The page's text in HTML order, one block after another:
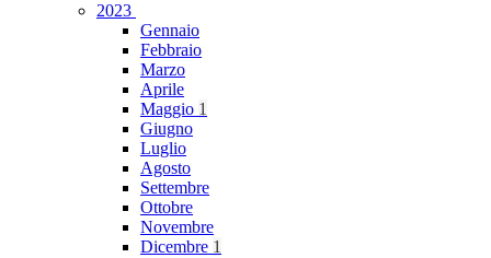
2023
Gennaio
Febbraio
Marzo
Aprile
Maggio 1
Giugno
Luglio
Agosto
Settembre
Ottobre
Novembre
Dicembre 1